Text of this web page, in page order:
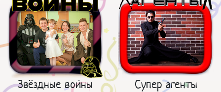
Звёздные войны Супер агенты